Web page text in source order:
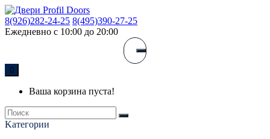
8(926)282-24-25 8(495)390-27-25
Ежедневно с 10:00 до 20:00
0
Ваша корзина пуста!
Kатегории